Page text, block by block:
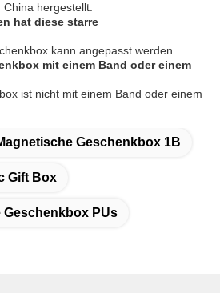
hergestellt.
hat diese starre
kann angepasst werden.
mit einem Band oder einem
ist nicht mit einem Band oder einem
Geschenkbox 1B
Gift Box
Geschenkbox PUs